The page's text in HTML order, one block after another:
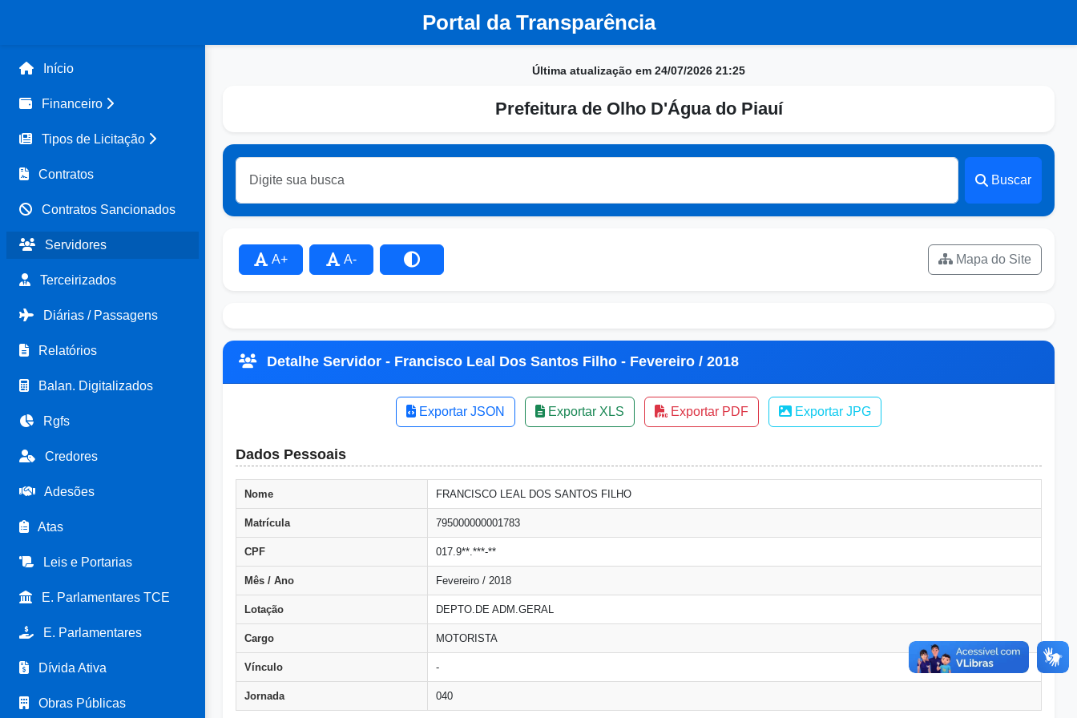
Portal da Transparência
Início
Financeiro
Tipos de Licitação
Contratos
Contratos Sancionados
Servidores
Terceirizados
Diárias / Passagens
Relatórios
Balan. Digitalizados
Rgfs
Credores
Adesões
Atas
Leis e Portarias
E. Parlamentares TCE
E. Parlamentares
Dívida Ativa
Obras Públicas
Última atualização em 24/07/2026 21:25
Prefeitura de Olho D'Água do Piauí
Buscar
A+ A- Mapa do Site
Detalhe Servidor - Francisco Leal Dos Santos Filho - Fevereiro / 2018
Exportar JSON Exportar XLS Exportar PDF Exportar JPG
Dados Pessoais
Nome FRANCISCO LEAL DOS SANTOS FILHO
Matrícula 795000000001783
CPF 017.9**.***-**
Mês / Ano Fevereiro / 2018
Lotação DEPTO.DE ADM.GERAL
Cargo MOTORISTA
Vínculo -
Jornada 040